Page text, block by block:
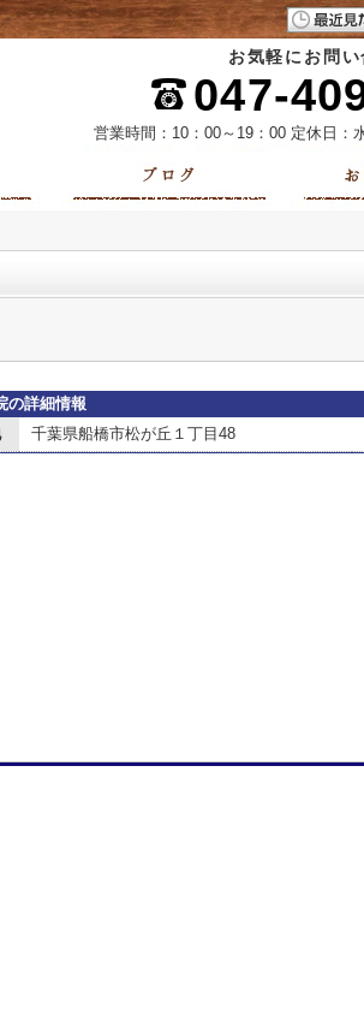
お気軽にお問い
047-
営業時間：10：00～19：00 定休日
の詳細情報
千葉県船橋市松が丘１丁目48